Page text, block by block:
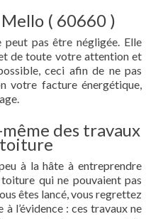
( 60660 )
pas être négligée. Elle
de toute votre attention et
ceci afin de ne pas
votre facture énergétique,
des travaux
à la hâte à entreprendre
qui ne pouvaient pas
êtes lancé, vous regrettez
l’évidence : ces travaux ne